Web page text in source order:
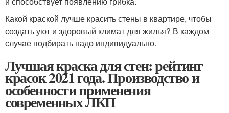
Какой краской лучше красить стены в квартире, чтобы
создать уют и здоровый климат для жилья? В каждом
случае подбирать надо индивидуально.
Лучшая краска для стен: рейтинг
красок 2021 года. Производство и
особенности применения
современных ЛКП